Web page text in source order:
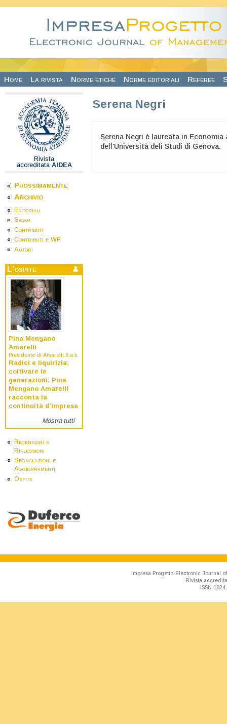
Home La rivista Norme etiche Norme editoriali Referee
Rivista
accreditata AIDEA
Prossimamente
Archivio
Editoriali
Saggi
Contributi
Contributi e WP
Autori
L'ospite
Pina Mengano
Amarelli
Presidente di Amarelli S.a.s.
Radici e liquirizia:
coltivare le
generazioni. Pina
Mengano Amarelli
racconta la
continuità d’impresa
Mostra tutti
Recensioni e
Riflessioni
Segnalazioni e
Aggiornamenti
Ospite
Serena Negri
Serena Negri è laureata in
dell'Università deli Studi di Genova.
Impresa Progetto-Electronic Journal
Rivista
ISSN